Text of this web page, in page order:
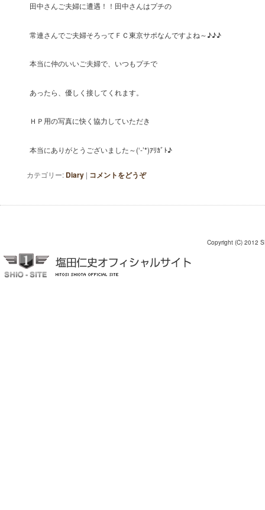
田中さんご夫婦に遭遇！！田中さんはプチの
常連さんでご夫婦そろってＦＣ東京サポなんですよね～♪♪♪
本当に仲のいいご夫婦で、いつもプチで
あったら、優しく接してくれます。
ＨＰ用の写真に快く協力していただき
本当にありがとうございました～(‘-’*)ｱﾘｶﾞﾄ♪
カテゴリー: Diary | コメントをどうぞ
Copyright (C) 2012